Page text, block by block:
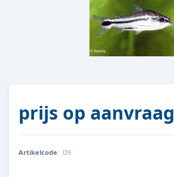
prijs op aanvraag
Artikelcode: D9